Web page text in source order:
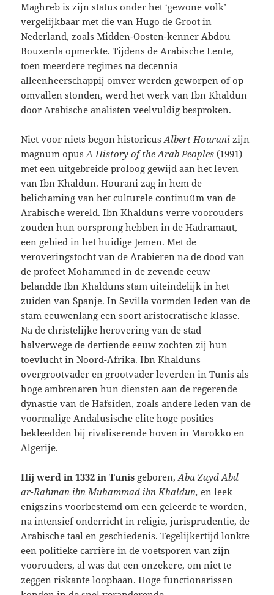
Maghreb is zijn status onder het ‘gewone volk’
vergelijkbaar met die van Hugo de Groot in
Nederland, zoals Midden-Oosten-kenner Abdou
Bouzerda opmerkte. Tijdens de Arabische Lente,
toen meerdere regimes na decennia
alleenheerschappij omver werden geworpen of op
omvallen stonden, werd het werk van Ibn Khaldun
door Arabische analisten veelvuldig besproken.
Niet voor niets begon historicusAlbert Hourani zijn
magnum opusA History of the Arab Peoples (1991)
met een uitgebreide proloog gewijd aan het leven
van Ibn Khaldun. Hourani zag in hem de
belichaming van het culturele continuüm van de
Arabische wereld. Ibn Khalduns verre voorouders
zouden hun oorsprong hebben in de Hadramaut,
een gebied in het huidige Jemen. Met de
veroveringstocht van de Arabieren na de dood van
de profeet Mohammed in de zevende eeuw
belandde Ibn Khalduns stam uiteindelijk in het
zuiden van Spanje. In Sevilla vormden leden van de
stam eeuwenlang een soort aristocratische klasse.
Na de christelijke herovering van de stad
halverwege de dertiende eeuw zochten zij hun
toevlucht in Noord-Afrika. Ibn Khalduns
overgrootvader en grootvader leverden in Tunis als
hoge ambtenaren hun diensten aan de regerende
dynastie van de Hafsiden, zoals andere leden van de
voormalige Andalusische elite hoge posities
bekleedden bij rivaliserende hoven in Marokko en
Algerije.
Hij werd in 1332 in Tunis geboren,Abu Zayd Abd
ar-Rahman ibn Muhammad ibn Khaldun, en leek
enigszins voorbestemd om een geleerde te worden,
na intensief onderricht in religie, jurisprudentie, de
Arabische taal en geschiedenis. Tegelijkertijd lonkte
een politieke carrière in de voetsporen van zijn
voorouders, al was dat een onzekere, om niet te
zeggen riskante loopbaan. Hoge functionarissen